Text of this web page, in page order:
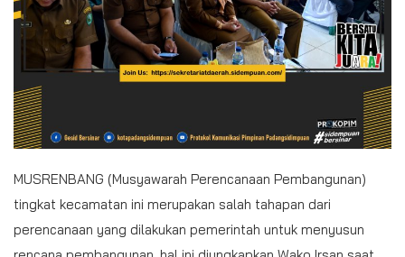
MUSRENBANG (Musyawarah Perencanaan Pembangunan)
tingkat kecamatan ini merupakan salah tahapan dari
perencanaan yang dilakukan pemerintah untuk menyusun